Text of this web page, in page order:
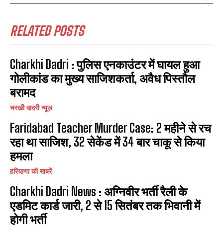
RELATED POSTS
Charkhi Dadri : पुलिस एनकाउंटर में घायल हुआ
गोलीकांड का मुख्य साजिशकर्ता, अवैध पिस्तौल
बरामद
चरखी दादरी न्यूज़
Faridabad Teacher Murder Case: 2 महीने से रच
रहा था साजिश, 32 सेकेंड में 34 बार चाकू से किया
हमला
हरियाणा की खबरें
Charkhi Dadri News : अग्निवीर भर्ती रैली के
एडमिट कार्ड जारी, 2 से 15 सितंबर तक भिवानी में
होगी भर्ती